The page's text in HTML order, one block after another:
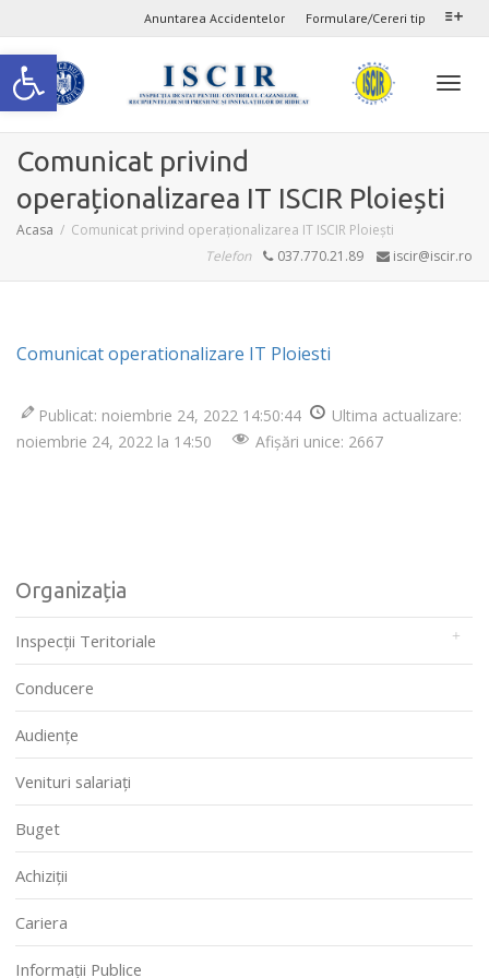
Deschide bara de unelte
Anuntarea Accidentelor Formulare/Cereri tip
Comunicat privind
operaționalizarea IT ISCIR Ploiești
Acasa
Comunicat privind operaționalizarea IT ISCIR Ploiești
Telefon
037.770.21.89 iscir@iscir.ro
Comunicat operationalizare IT Ploiesti
Publicat: noiembrie 24, 2022 14:50:44
Ultima actualizare:
noiembrie 24, 2022 la 14:50
Afișări unice: 2667
Organizația
Inspecții Teritoriale
Conducere
Audienţe
Venituri salariați
Buget
Achiziții
Cariera
Informații Publice